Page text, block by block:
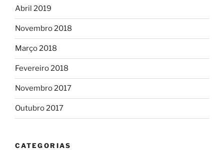
Abril 2019
Novembro 2018
Março 2018
Fevereiro 2018
Novembro 2017
Outubro 2017
CATEGORIAS